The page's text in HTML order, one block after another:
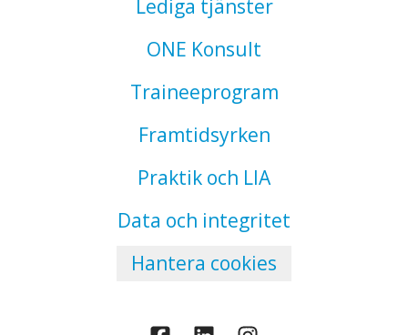
Lediga tjänster
ONE Konsult
Traineeprogram
Framtidsyrken
Praktik och LIA
Data och integritet
Hantera cookies